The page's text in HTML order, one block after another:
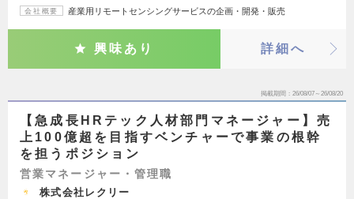
会社概要 産業用リモートセンシングサービスの企画・開発・販売
興味あり 詳細へ
掲載期間 26/08/07～26/08/20
【急成長HRテック人材部門マネージャー】売
上100億超を目指すベンチャーで事業の根幹
を担うポジション
営業マネージャー・管理職
株式会社レクリー